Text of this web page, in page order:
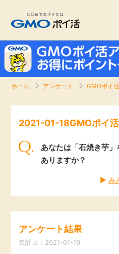
ホーム アンケート GMOポイ
新着
高還元
アンケート
サービスで探す
旅行・レンタカー
エンタメ
暮らし
引っ越し
2021-01-18GMOポイ
あなたは「石焼き芋
ありますか？
▶︎ み
アンケート結果
集計日：2021-01-19